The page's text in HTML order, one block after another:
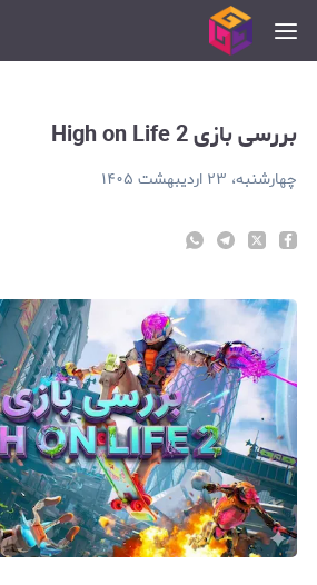
بررسی بازی High on Life 2
بررسی بازی High on Life 2
چهارشنبه، ۲۳ اردیبهشت ۱۴۰۵